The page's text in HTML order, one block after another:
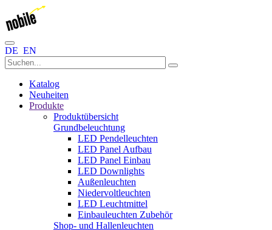
DE EN
Katalog
Neuheiten
Produkte
Produktübersicht
Grundbeleuchtung
LED Pendelleuchten
LED Panel Aufbau
LED Panel Einbau
LED Downlights
Außenleuchten
Niedervoltleuchten
LED Leuchtmittel
Einbauleuchten Zubehör
Shop- und Hallenleuchten